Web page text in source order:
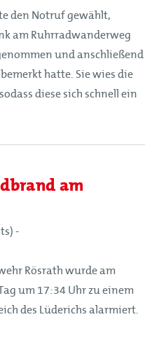
den Notruf gewählt,
am Ruhrradwanderweg
und anschließend
hatte. Sie wies die
diese sich schnell ein
am
-
Rösrath wurde am
um 17:34 Uhr zu einem
des Lüderichs alarmiert.